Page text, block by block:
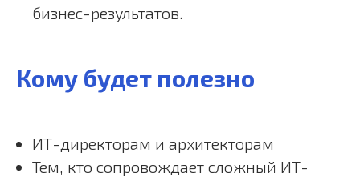
бизнес-результатов.
Кому будет полезно
ИТ-директорам и архитекторам
Тем, кто сопровождает сложный ИТ-